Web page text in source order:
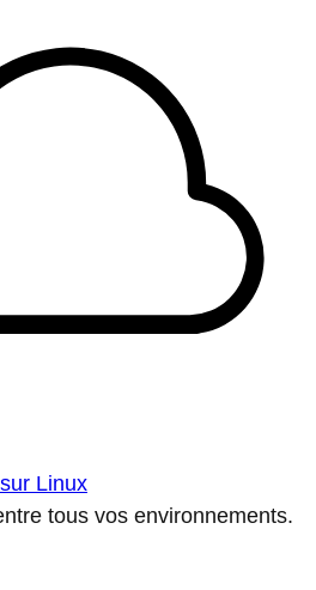
Linux
tous vos environnements.